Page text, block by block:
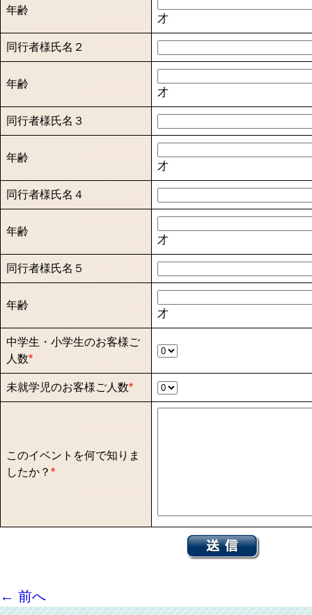
年齢
才
同行者様氏名２
年齢
才
同行者様氏名３
年齢
才
同行者様氏名４
年齢
才
同行者様氏名５
年齢
才
中学生・小学生のお客様ご
人数*
未就学児のお客様ご人数*
このイベントを何で知りま
したか？*
← 前へ